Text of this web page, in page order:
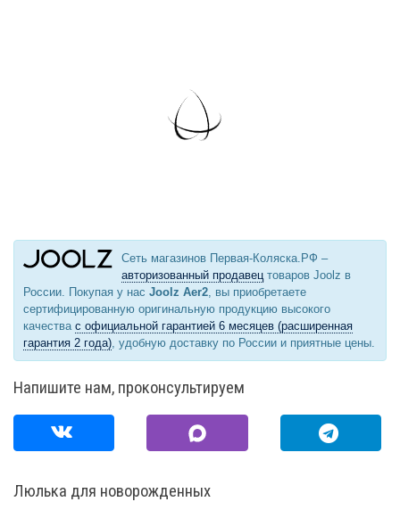
Сеть магазинов Первая-Коляска.РФ –
авторизованный продавецтоваров Joolz в
России. Покупая у нас Joolz Aer2, вы приобретаете
сертифицированную оригинальную продукцию высокого
качества с официальной гарантией 6 месяцев (расширенная
гарантия 2 года), удобную доставку по России и приятные цены.
Напишите нам, проконсультируем
Люлька для новорожденных